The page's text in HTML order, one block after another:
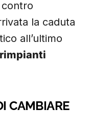
contro
la caduta
all’ultimo
CAMBIARE